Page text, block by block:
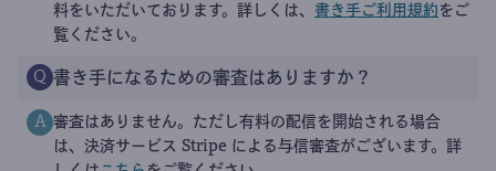
料をいただいております。詳しくは、 書き手ご利用規約 をご
覧ください。
Q 書き手になるための審査はありますか？
A 審査はありません。ただし有料の配信を開始される場合
は、決済サービス Stripe による与信審査がございます。詳